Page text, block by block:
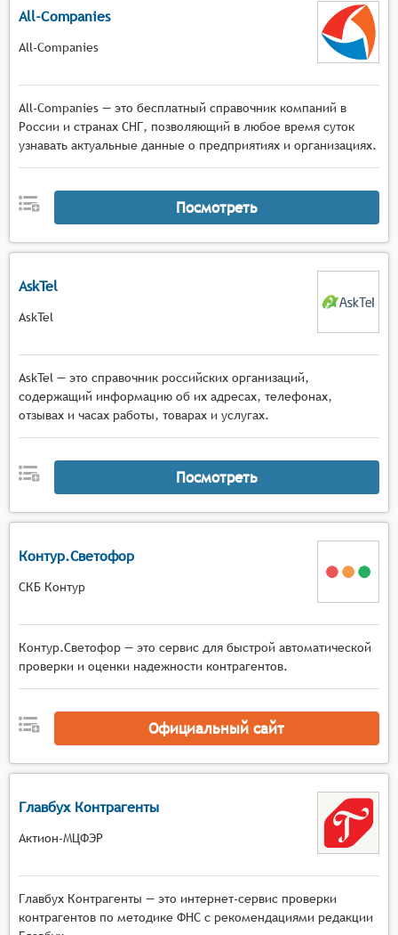
All-Companies
All-Companies
All-Companies — это бесплатный справочник компаний в
России и странах СНГ, позволяющий в любое время суток
узнавать актуальные данные о предприятиях и организациях.
Посмотреть
AskTel
AskTel
AskTel — это справочник российских организаций,
содержащий информацию об их адресах, телефонах,
отзывах и часах работы, товарах и услугах.
Посмотреть
Контур.Светофор
СКБ Контур
Контур.Светофор — это сервис для быстрой автоматической
проверки и оценки надежности контрагентов.
Официальный сайт
Главбух Контрагенты
Актион-МЦФЭР
Главбух Контрагенты — это интернет-сервис проверки
контрагентов по методике ФНС с рекомендациями редакции